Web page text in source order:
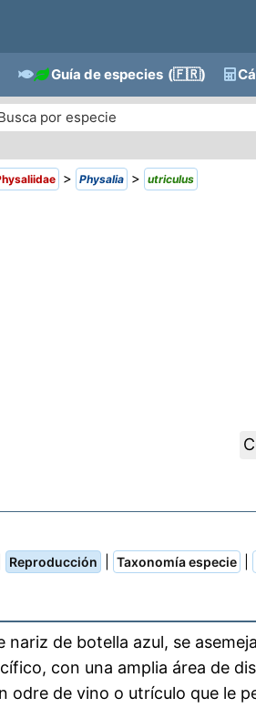
Guía de especies (🇫🇷)
> Physalia > utriculus
Reproducción Taxonomía especie
nariz de botella azul, se
con una amplia área de
odre de vino o utrículo que le